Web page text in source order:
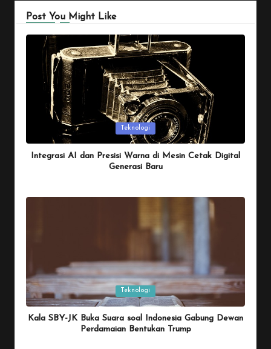
Post You Might Like
Teknologi
Integrasi AI dan Presisi Warna di Mesin Cetak Digital
Generasi Baru
Posted
in
Teknologi
Kala SBY-JK Buka Suara soal Indonesia Gabung Dewan
Perdamaian Bentukan Trump